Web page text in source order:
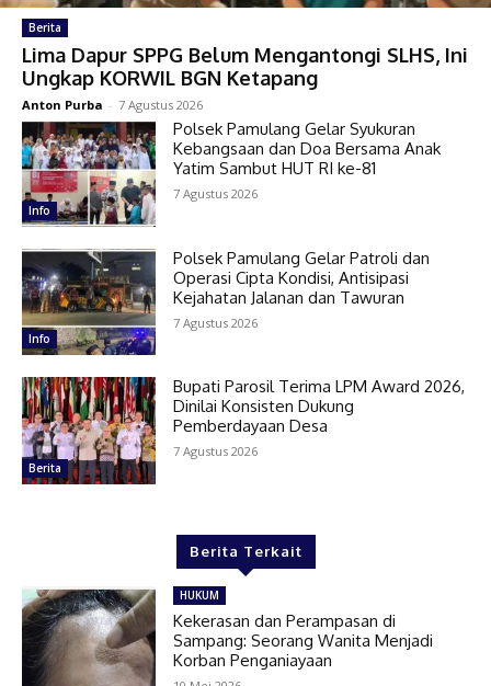
Berita
Lima Dapur SPPG Belum Mengantongi SLHS, Ini
Ungkap KORWIL BGN Ketapang
Anton Purba - 7 Agustus 2026
Info
Polsek Pamulang Gelar Syukuran
Kebangsaan dan Doa Bersama Anak
Yatim Sambut HUT RI ke-81
7 Agustus 2026
Info
Polsek Pamulang Gelar Patroli dan
Operasi Cipta Kondisi, Antisipasi
Kejahatan Jalanan dan Tawuran
7 Agustus 2026
Berita
Bupati Parosil Terima LPM Award 2026,
Dinilai Konsisten Dukung
Pemberdayaan Desa
7 Agustus 2026
Berita Terkait
HUKUM
Kekerasan dan Perampasan di
Sampang: Seorang Wanita Menjadi
Korban Penganiayaan